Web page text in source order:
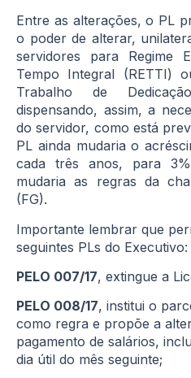
Entre as alterações, o PL
o poder de alterar,
servidores para Regime
Tempo Integral (RETTI)
Trabalho de
dispensando, assim, a
do servidor, como está
PL ainda mudaria o
cada três anos, para
mudaria as regras da
(FG).
Importante lembrar que
seguintes PLs do Executivo:
PELO 007/17, extingue a
PELO 008/17, institui o
como regra e propõe a
pagamento de salários,
dia útil do mês seguinte;